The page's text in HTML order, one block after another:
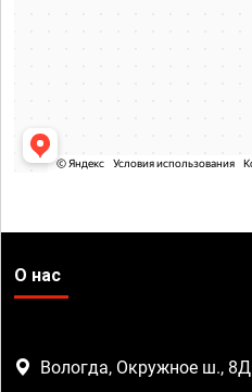
О нас
Вологда, Окружное ш., 8Д